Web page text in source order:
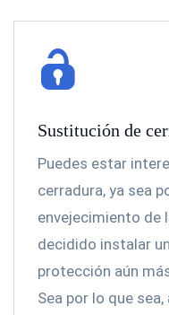
Sustitución de
Puedes estar
cerradura, ya sea
envejecimiento de
decidido instalar
protección aún
Sea por lo que